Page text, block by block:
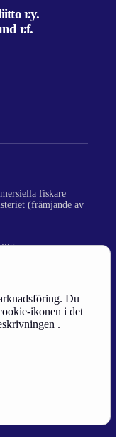
Du
ikonen i det
.
r.y.
r.f.
fiskare
(främjande av
ry.